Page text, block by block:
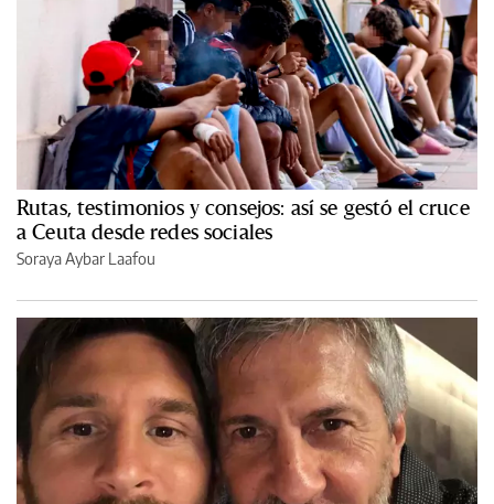
Rutas, testimonios y consejos: así se gestó el cruce
a Ceuta desde redes sociales
Soraya Aybar Laafou